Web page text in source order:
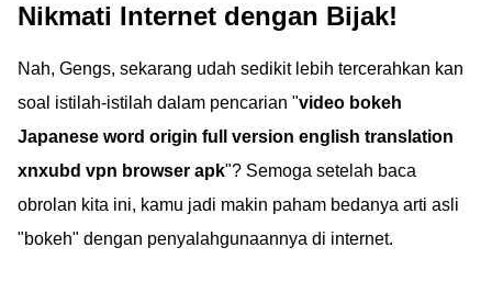
Nikmati Internet dengan Bijak!
Nah, Gengs, sekarang udah sedikit lebih tercerahkan kan
soal istilah-istilah dalam pencarian "video bokeh
Japanese word origin full version english translation
xnxubd vpn browser apk"? Semoga setelah baca
obrolan kita ini, kamu jadi makin paham bedanya arti asli
"bokeh" dengan penyalahgunaannya di internet.